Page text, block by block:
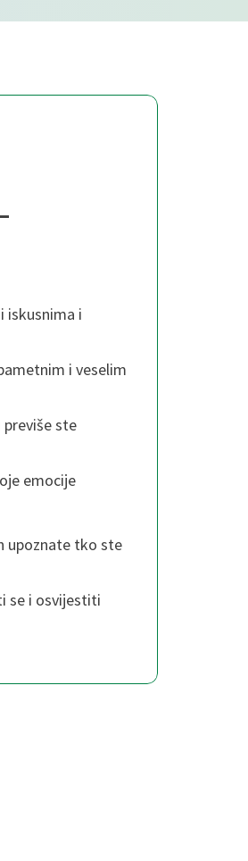
iskusnima i
i veselim
ste
emocije
upoznate tko ste
se i osvijestiti